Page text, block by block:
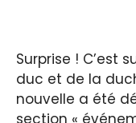
Surprise ! C’est
duc et de la
nouvelle a été
section «